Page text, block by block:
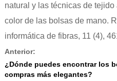
natural y las técnicas de tejido
color de las bolsas de mano.
informática de fibras, 11 (4),
Anterior:
¿Dónde puedes encontrar los
compras más elegantes?